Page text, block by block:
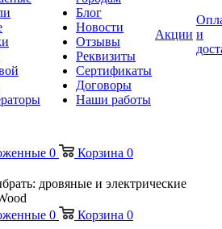
Блог
Новости
Отзывы
Реквизиты
Сертификаты
Договоры
Наши работы
Акции и
0 Корзина 0
дровяные и электрические
0 Корзина 0